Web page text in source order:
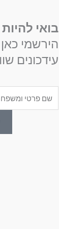
בואי
הירשמי
עידכונים